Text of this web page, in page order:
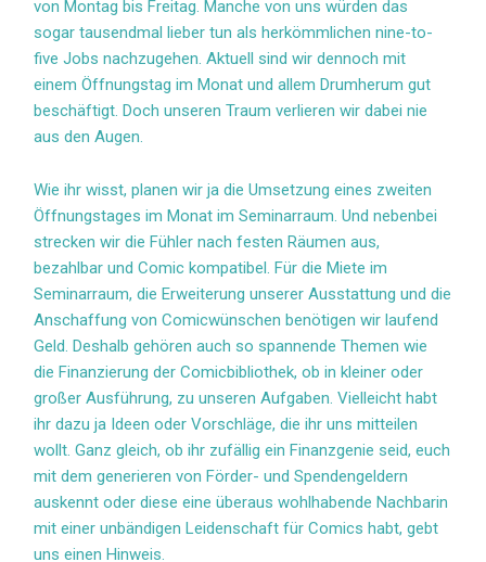
von Montag bis Freitag. Manche von uns würden das
sogar tausendmal lieber tun als herkömmlichen nine-to-
five Jobs nachzugehen. Aktuell sind wir dennoch mit
einem Öffnungstag im Monat und allem Drumherum gut
beschäftigt. Doch unseren Traum verlieren wir dabei nie
aus den Augen.
Wie ihr wisst, planen wir ja die Umsetzung eines zweiten
Öffnungstages im Monat im Seminarraum. Und nebenbei
strecken wir die Fühler nach festen Räumen aus,
bezahlbar und Comic kompatibel. Für die Miete im
Seminarraum, die Erweiterung unserer Ausstattung und die
Anschaffung von Comicwünschen benötigen wir laufend
Geld. Deshalb gehören auch so spannende Themen wie
die Finanzierung der Comicbibliothek, ob in kleiner oder
großer Ausführung, zu unseren Aufgaben. Vielleicht habt
ihr dazu ja Ideen oder Vorschläge, die ihr uns mitteilen
wollt. Ganz gleich, ob ihr zufällig ein Finanzgenie seid, euch
mit dem generieren von Förder- und Spendengeldern
auskennt oder diese eine überaus wohlhabende Nachbarin
mit einer unbändigen Leidenschaft für Comics habt, gebt
uns einen Hinweis.